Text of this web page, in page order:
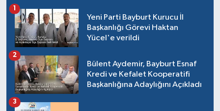
Yeni Parti Bayburt Kurucu İl
Başkanlığı Görevi Haktan
Yücel'e verildi
1
Bülent Aydemir, Bayburt Esnaf
Kredi ve Kefalet Kooperatifi
Başkanlığına Adaylığını Açıkladı
2
3